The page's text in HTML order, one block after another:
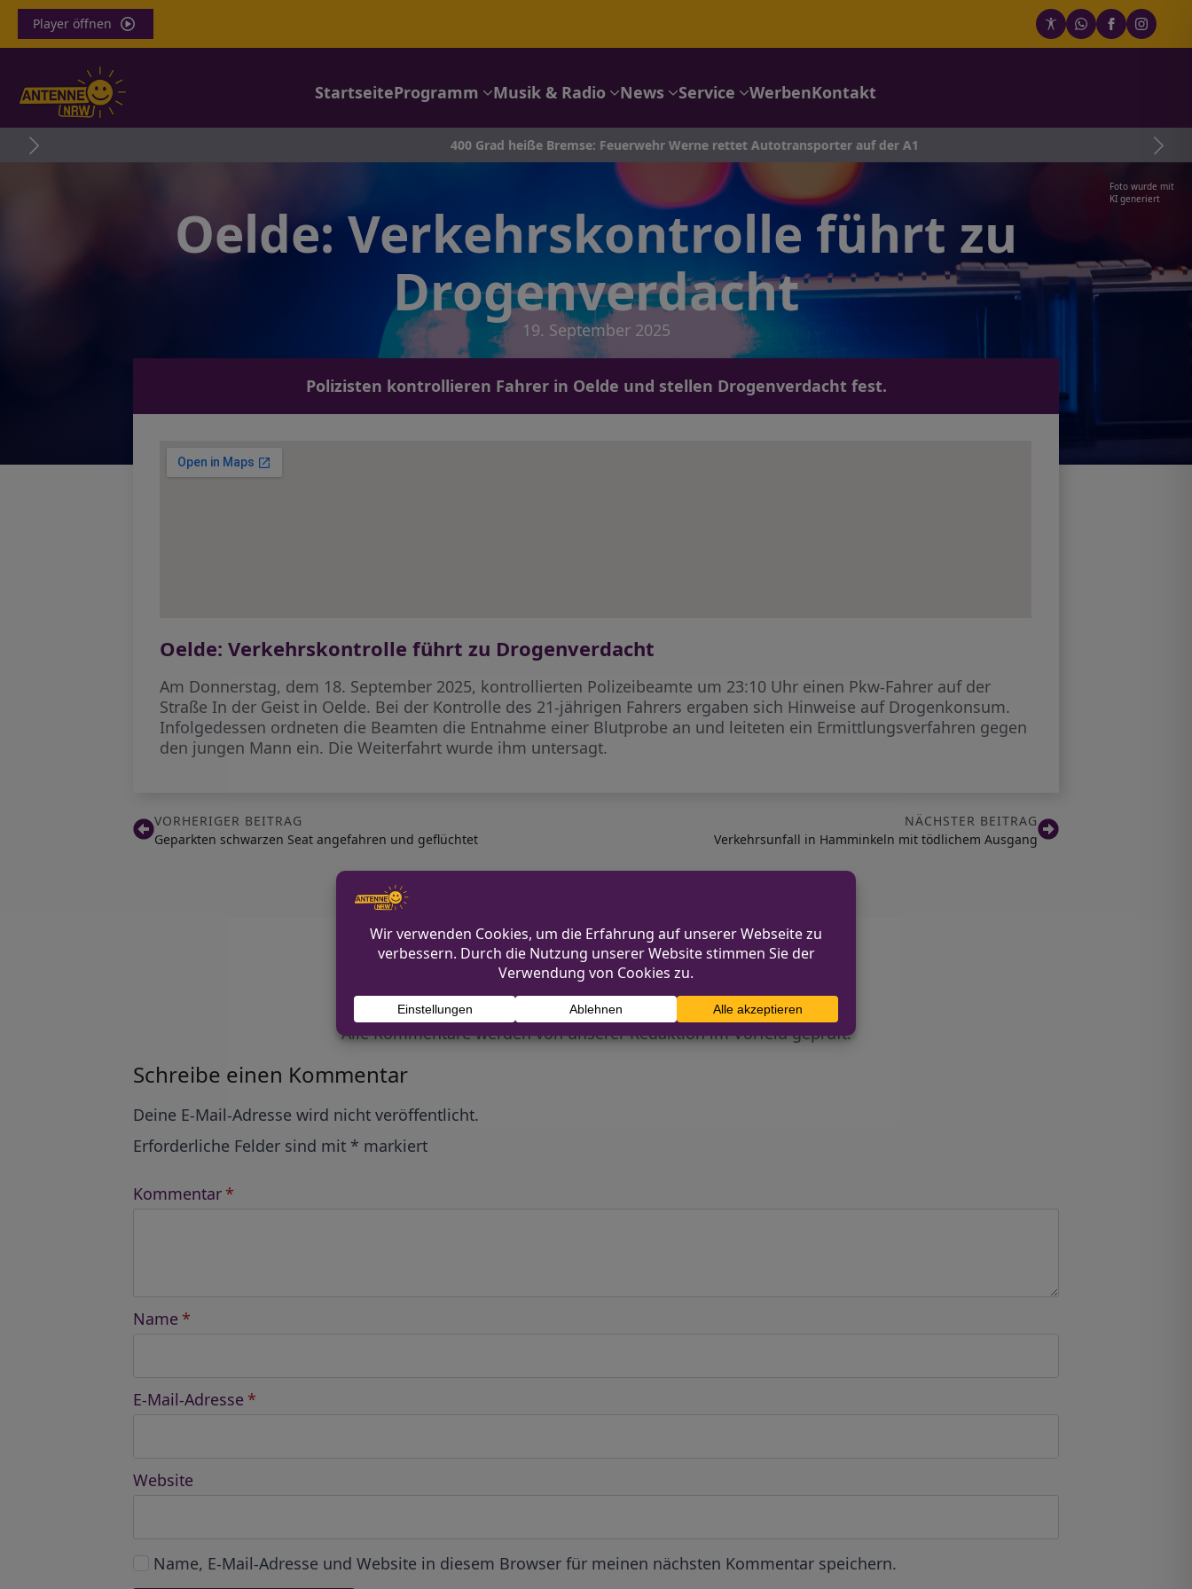
Player öffnen
StartseiteProgramm Musik & Radio News Service WerbenKontakt
400 Grad heiße Bremse: Feuerwehr Werne rettet Autotransporter auf der A1
Foto wurde mit
KI generiert
Oelde: Verkehrskontrolle führt zu
Drogenverdacht
19. September 2025
Polizisten kontrollieren Fahrer in Oelde und stellen Drogenverdacht fest.
Oelde: Verkehrskontrolle führt zu Drogenverdacht
Am Donnerstag, dem 18. September 2025, kontrollierten Polizeibeamte um 23:10 Uhr einen Pkw-Fahrer auf der
Straße In der Geist in Oelde. Bei der Kontrolle des 21-jährigen Fahrers ergaben sich Hinweise auf Drogenkonsum.
Infolgedessen ordneten die Beamten die Entnahme einer Blutprobe an und leiteten ein Ermittlungsverfahren gegen
den jungen Mann ein. Die Weiterfahrt wurde ihm untersagt.
VORHERIGER BEITRAG
Geparkten schwarzen Seat angefahren und geflüchtet
NÄCHSTER BEITRAG
Verkehrsunfall in Hamminkeln mit tödlichem Ausgang
Diskutiere mit!
Anonym und ganz ohne Anmeldezwang!
Alle Kommentare werden von unserer Redaktion im Vorfeld geprüft.
Schreibe einen Kommentar
Deine E-Mail-Adresse wird nicht veröffentlicht.
Erforderliche Felder sind mit * markiert
Kommentar *
Name *
E-Mail-Adresse *
Website
Name, E-Mail-Adresse und Website in diesem Browser für meinen nächsten Kommentar speichern.